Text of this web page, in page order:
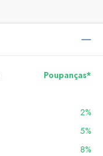
Poupanças*
2%
5%
8%